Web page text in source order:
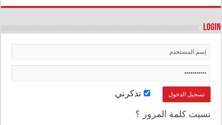
Login
تذكرني
نسيت كلمة المرور ؟